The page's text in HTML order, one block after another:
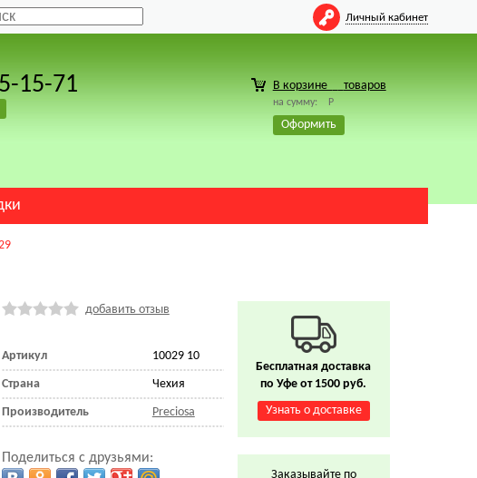
Личный кабинет
15-71 В корзине товаров
на сумму: Р
Оформить
добавить отзыв
Артикул 10029 10
Страна Чехия
Производитель Preciosa
Поделиться с друзьями:
Бесплатная доставка
по Уфе от 1500 руб.
Узнать о доставке
Заказывайте по